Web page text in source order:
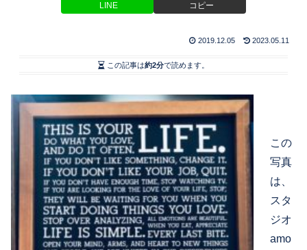
LINE コピー
2019.12.05 2023.05.11
この記事は約2分で読めます。
この
写真
は、
スタ
ジオ
amo